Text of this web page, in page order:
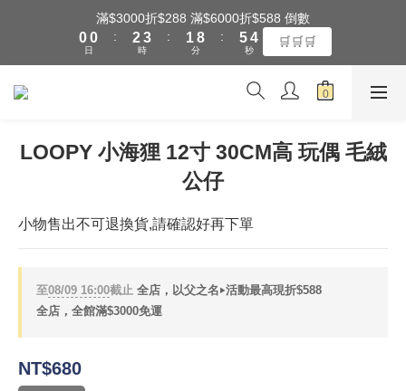
全館滿$3000享『超商』免運費
滿$3000折$288 滿$6000折$588 倒數
0
1
0
日
:
3
2
1
4
3
2
時
:
2
1
0
9
8
7
2
1
分
:
6
5
4
5
4
3
2
1
秒
🛒🛒🛒
全館滿$3000享『超商』免運費
LOOPY 小海狸 12寸 30CM高 玩偶 毛絨
公仔
小物售出不可退換貨,請確認好再下單
至08/09 16:00截止 全店，以父之名‣活動最高現折$588
全店，全館滿$3000免運
NT$680